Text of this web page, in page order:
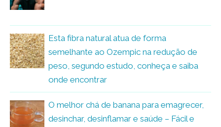
Esta fibra natural atua de forma
semelhante ao Ozempic na redução de
peso, segundo estudo, conheça e saiba
onde encontrar
O melhor chá de banana para emagrecer,
desinchar, desinflamar e saúde – Fácil e